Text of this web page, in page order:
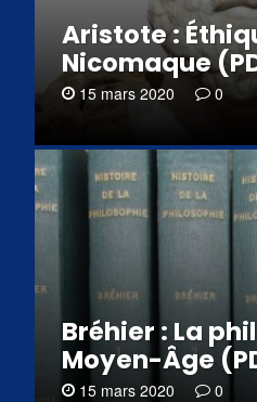
Aristote :
Nicomaque
15 mars 2020 0
Bréhier : La
Moyen-Âge
15 mars 2020 0